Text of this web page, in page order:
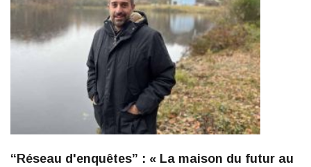
“Réseau d'enquêtes” : « La maison du futur au